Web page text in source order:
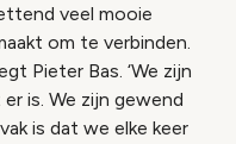
veel mooie
om te verbinden.
Pieter Bas. ‘We zijn
is. We zijn gewend
is dat we elke keer